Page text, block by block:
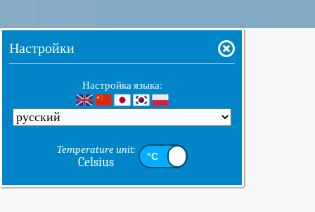
Настройки
Настройка языка:
Temperature unit:
Celsius